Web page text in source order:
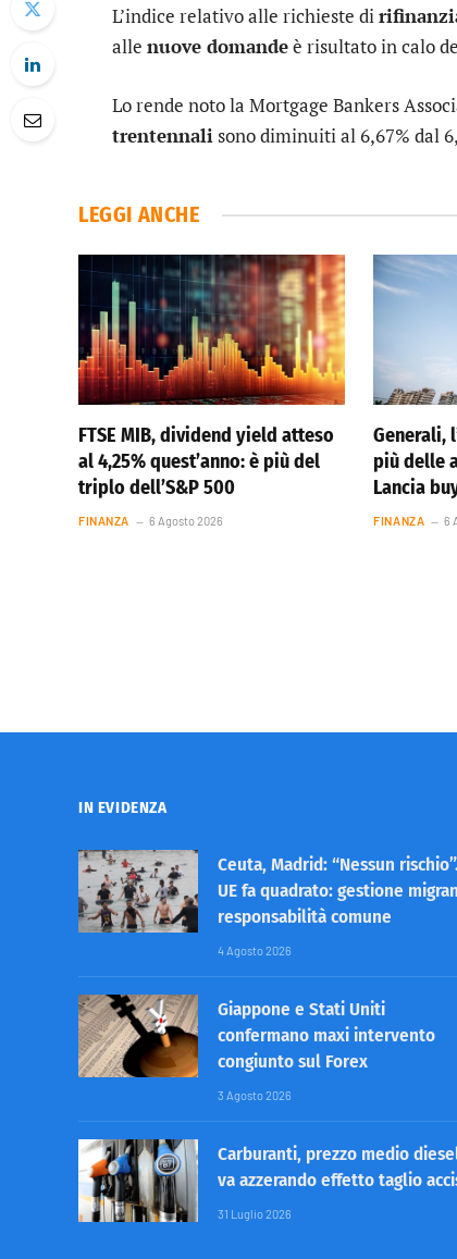
L’indice relativo alle richieste di
alle nuove domandeè risultato in calo
Lo rende noto la Mortgage Bankers
trentennalisono diminuiti al 6,67% dal
LEGGI ANCHE
FTSE MIB, dividend yield atteso
al 4,25% quest’anno: è più del
triplo dell’S&P 500
FINANZA 6 Agosto 2026
Generali,
più delle
Lancia
FINANZA 6
IN EVIDENZA
Ceuta, Madrid: “Nessun
UE fa quadrato: gestione
responsabilità comune
4 Agosto 2026
Giappone e Stati Uniti
confermano maxi intervento
congiunto sul Forex
3 Agosto 2026
Carburanti, prezzo medio
va azzerando effetto taglio
31 Luglio 2026